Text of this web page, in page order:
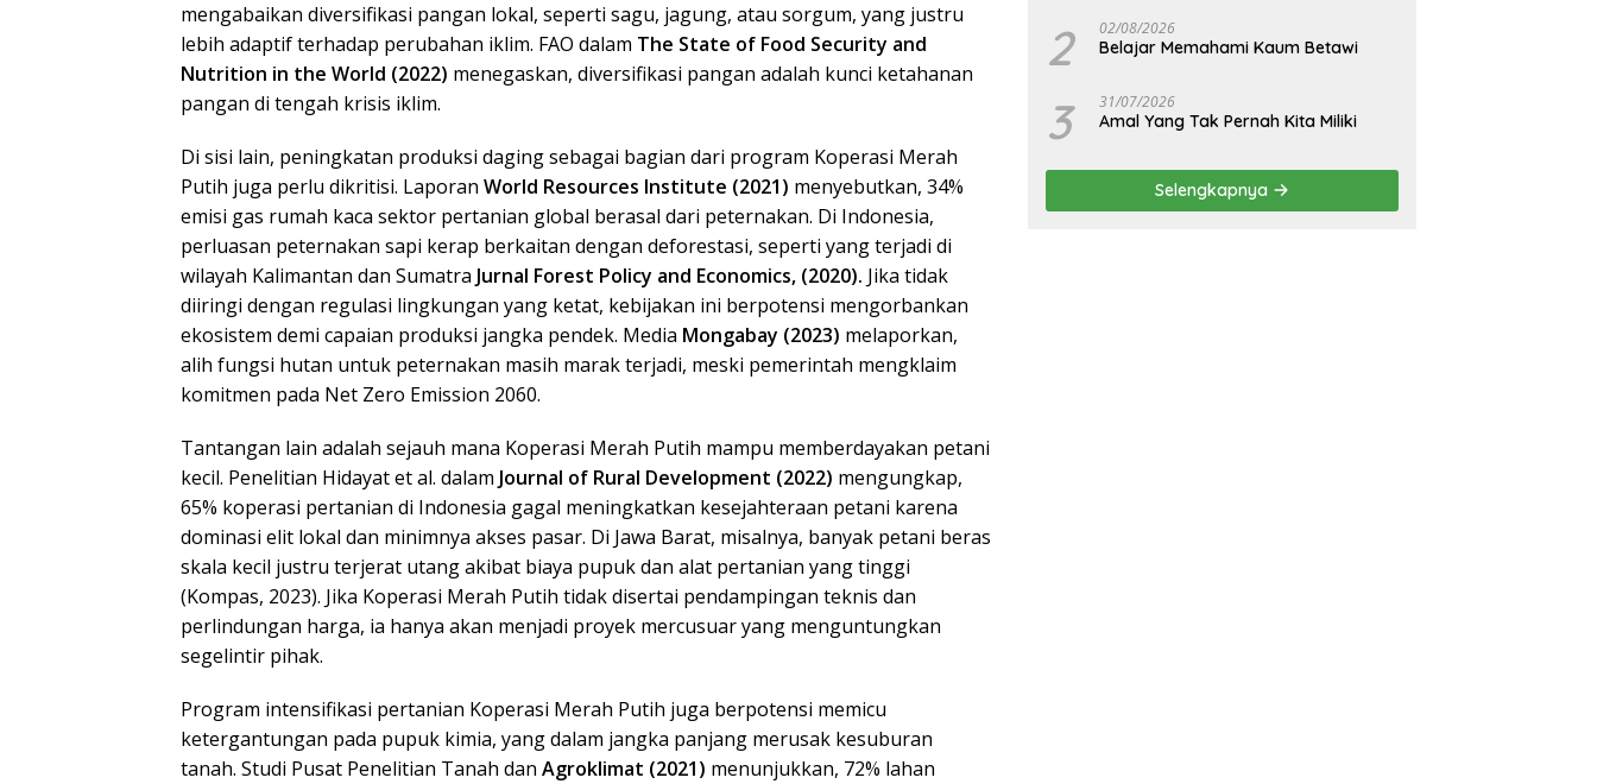
mengabaikan diversifikasi pangan lokal, seperti sagu, jagung, atau sorgum, yang justru
lebih adaptif terhadap perubahan iklim. FAO dalam The State of Food Security and
Nutrition in the World (2022) menegaskan, diversifikasi pangan adalah kunci ketahanan
pangan di tengah krisis iklim.
Di sisi lain, peningkatan produksi daging sebagai bagian dari program Koperasi Merah
Putih juga perlu dikritisi. Laporan World Resources Institute (2021) menyebutkan, 34%
emisi gas rumah kaca sektor pertanian global berasal dari peternakan. Di Indonesia,
perluasan peternakan sapi kerap berkaitan dengan deforestasi, seperti yang terjadi di
wilayah Kalimantan dan Sumatra Jurnal Forest Policy and Economics, (2020). Jika tidak
diiringi dengan regulasi lingkungan yang ketat, kebijakan ini berpotensi mengorbankan
ekosistem demi capaian produksi jangka pendek. Media Mongabay (2023) melaporkan,
alih fungsi hutan untuk peternakan masih marak terjadi, meski pemerintah mengklaim
komitmen pada Net Zero Emission 2060.
Tantangan lain adalah sejauh mana Koperasi Merah Putih mampu memberdayakan petani
kecil. Penelitian Hidayat et al. dalam Journal of Rural Development (2022) mengungkap,
65% koperasi pertanian di Indonesia gagal meningkatkan kesejahteraan petani karena
dominasi elit lokal dan minimnya akses pasar. Di Jawa Barat, misalnya, banyak petani beras
skala kecil justru terjerat utang akibat biaya pupuk dan alat pertanian yang tinggi
(Kompas, 2023). Jika Koperasi Merah Putih tidak disertai pendampingan teknis dan
perlindungan harga, ia hanya akan menjadi proyek mercusuar yang menguntungkan
segelintir pihak.
Program intensifikasi pertanian Koperasi Merah Putih juga berpotensi memicu
ketergantungan pada pupuk kimia, yang dalam jangka panjang merusak kesuburan
tanah. Studi Pusat Penelitian Tanah dan Agroklimat (2021) menunjukkan, 72% lahan
Republik Indonesia)
2 02/08/2026
Belajar Memahami Kaum Betawi
3 31/07/2026
Amal Yang Tak Pernah Kita Miliki
Selengkapnya